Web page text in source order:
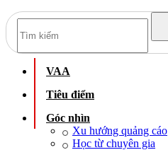
VAA
Tiêu điểm
Góc nhìn
Xu hướng quảng cáo
Học từ chuyên gia